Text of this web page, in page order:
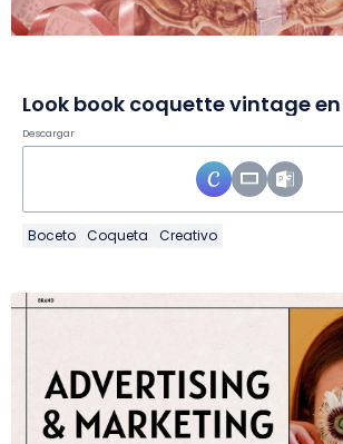
Look book coquette vintage
Descargar
Boceto Coqueta Creativo